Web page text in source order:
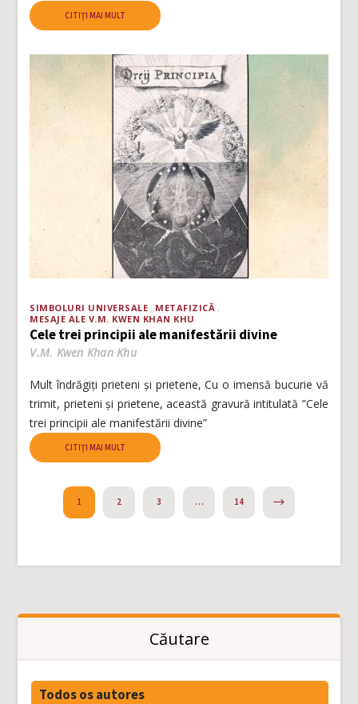
CITIȚI MAI MULT
SIMBOLURI UNIVERSALE
METAFIZICĂ
MESAJE ALE V.M. KWEN KHAN KHU
Cele trei principii ale manifestării divine
V.M. Kwen Khan Khu
Mult îndrăgiți prieteni și prietene, Cu o imensă bucurie vă
trimit, prieteni și prietene, această gravură intitulată ”Cele
trei principii ale manifestării divine”
CITIȚI MAI MULT
1 2 3 … 14
Căutare
Todos os autores